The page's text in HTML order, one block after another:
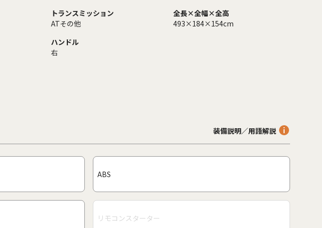
トランスミッション
ATその他
全長×全幅×全高
493×184×154cm
ハンドル
右
装備説明／用語解説
ABS
リモコンスターター